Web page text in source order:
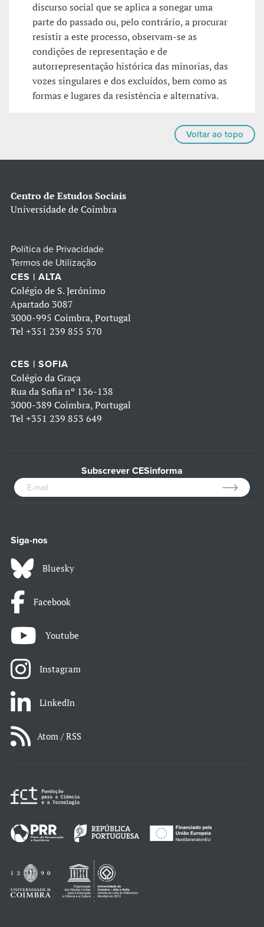
discurso social que se aplica a sonegar uma
parte do passado ou, pelo contrário, a procurar
resistir a este processo, observam-se as
condições de representação e de
autorrepresentação histórica das minorias, das
vozes singulares e dos excluídos, bem como as
formas e lugares da resistência e alternativa.
Voltar ao topo
Centro de Estudos Sociais
Universidade de Coimbra
Política de Privacidade
Termos de Utilização
CES | ALTA
Colégio de S. Jerónimo
Apartado 3087
3000-995 Coimbra, Portugal
Tel +351 239 855 570
CES | SOFIA
Colégio da Graça
Rua da Sofia nº 136-138
3000-389 Coimbra, Portugal
Tel +351 239 853 649
Subscrever CESinforma
Siga-nos
Bluesky
Facebook
Youtube
Instagram
LinkedIn
Atom / RSS